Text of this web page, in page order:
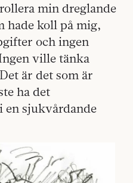
min dreglande
hade koll på mig,
och ingen
ville tänka
är det som är
ha det
en sjukvårdande